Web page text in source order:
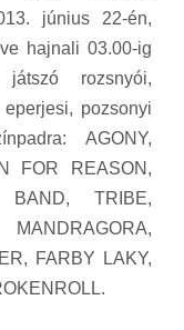
június 22-én,
hajnali 03.00-ig
rozsnyói,
pozsonyi
AGONY,
FOR REASON,
BAND, TRIBE,
MANDRAGORA,
FARBY LAKY,